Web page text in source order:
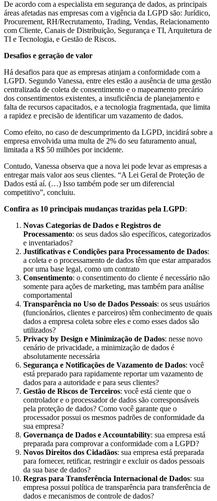
De acordo com a especialista em segurança de dados, as principais
áreas afetadas nas empresas com a vigência da LGPD são: Jurídico,
Procurement, RH/Recrutamento, Trading, Vendas, Relacionamento
com Cliente, Canais de Distribuição, Segurança e TI, Arquitetura de
TI e Tecnologia, e Gestão de Riscos.
Desafios e geração de valor
Há desafios para que as empresas atinjam a conformidade com a
LGPD. Segundo Vanessa, entre eles estão a ausência de uma gestão
centralizada de coleta de consentimento e o mapeamento precário
dos consentimentos existentes, a insuficiência de planejamento e
falta de recursos capacitados, e a tecnologia fragmentada, que limita
a rapidez e precisão de identificar um vazamento de dados.
Como efeito, no caso de descumprimento da LGPD, incidirá sobre a
empresa envolvida uma multa de 2% do seu faturamento anual,
limitada a R$ 50 milhões por incidente.
Contudo, Vanessa observa que a nova lei pode levar as empresas a
entregar mais valor aos seus clientes. “A Lei Geral de Proteção de
Dados está aí. (…) Isso também pode ser um diferencial
competitivo”, concluiu.
Confira as 10 principais mudanças trazidas pela LGPD:
Novas Categorias de Dados e Registros de
Processamento: os seus dados são específicos, categorizados
e inventariados?
Justificativas e Condições para Processamento de Dados:
a coleta e o processamento de dados têm que estar amparados
por uma base legal, como um contrato
Consentimento: o consentimento do cliente é necessário não
somente para ações de marketing, mas também para análise
comportamental
Transparência no Uso de Dados Pessoais: os seus usuários
(funcionários, clientes e parceiros) têm conhecimento de quais
dados a empresa coleta sobre eles e como esses dados são
utilizados?
Privacy by Design e Minimização de Dados: nesse novo
cenário de privacidade, a minimização de dados é
absolutamente necessária
Segurança e Notificações de Vazamento de Dados: você
está preparado para rapidamente reportar um vazamento de
dados para a autoridade e para seus clientes?
Gestão de Riscos de Terceiros: você está ciente que o
controlador e o processador de dados são corresponsáveis
pela proteção de dados? Como você garante que o
processador possui os mesmos padrões de conformidade da
sua empresa?
Governança de Dados e Accountability: sua empresa está
preparada para comprovar a conformidade com a LGPD?
Novos Direitos dos Cidadãos: sua empresa está preparada
para fornecer, retificar, restringir e excluir os dados pessoais
da sua base de dados?
Regras para Transferência Internacional de Dados: sua
empresa possui política de transparência para transferência de
dados e mecanismos de controle de dados?